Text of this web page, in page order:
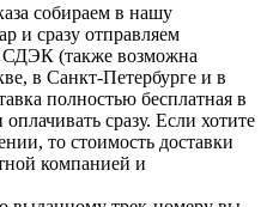
собираем в нашу
и сразу отправляем
СДЭК (также возможна
в Санкт-Петербурге и в
полностью бесплатная в
сразу. Если хотите
то стоимость доставки
компанией и